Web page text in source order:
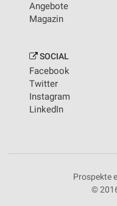
Angebote
Magazin
SOCIAL
Facebook
Twitter
Instagram
LinkedIn
Prospekte
©